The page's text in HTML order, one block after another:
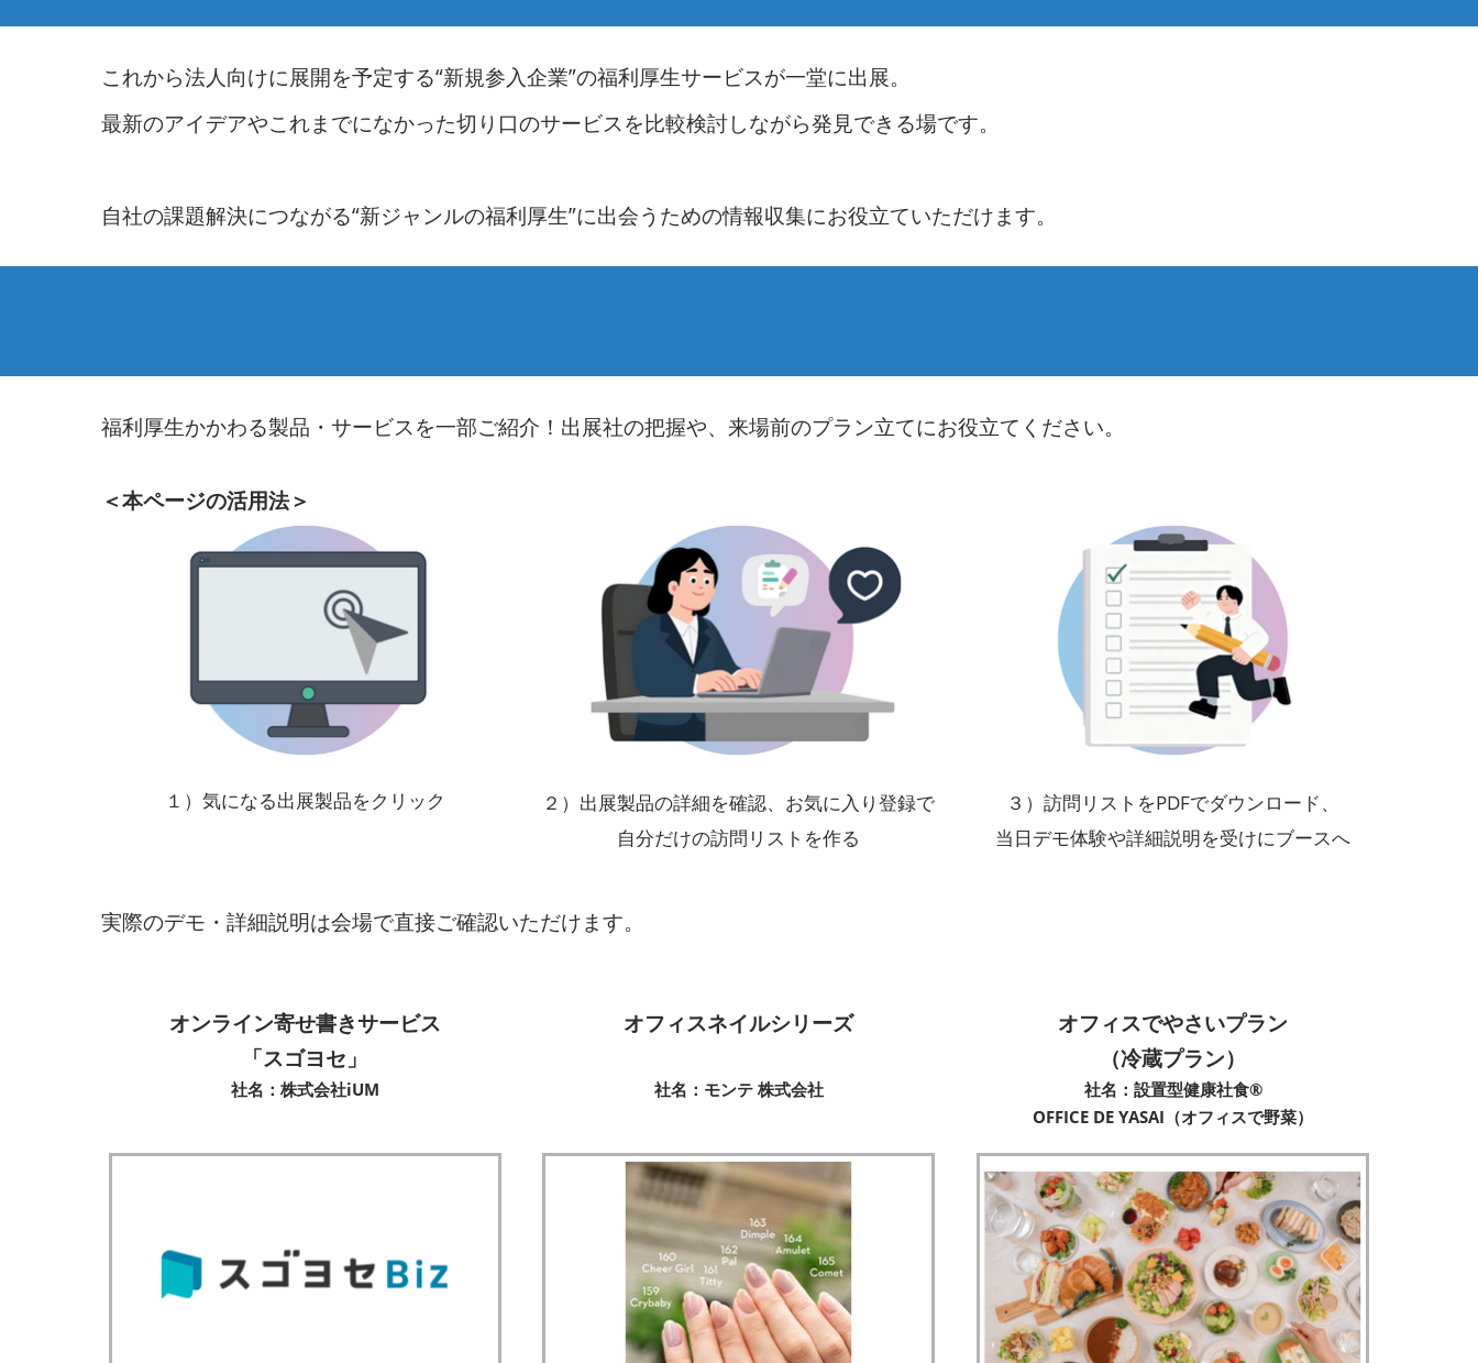
人
事・
経
理
京
｜
これから法人向けに展開を予定する“新規参入企業”の福利厚生サービスが一堂に出展。
最新のアイデアやこれまでになかった切り口のサービスを比較検討しながら発見できる場です。
自社の課題解決につながる“新ジャンルの福利厚生”に出会うための情報収集にお役立ていただけます。
福利厚生かかわる製品・サービスを一部ご紹介！出展社の把握や、来場前のプラン立てにお役立てください。
＜本ページの活用法＞
１）気になる出展製品をクリック
２）出展製品の詳細を確認、お気に入り登録で
自分だけの訪問リストを作る
３）訪問リストをPDFでダウンロード、
当日デモ体験や詳細説明を受けにブースへ
実際のデモ・詳細説明は会場で直接ご確認いただけます。
オンライン寄せ書きサービス
「スゴヨセ」
社名：株式会社iUM
オフィスネイルシリーズ
社名：モンテ 株式会社
オフィスでやさいプラン
（冷蔵プラン）
社名：設置型健康社食®️
OFFICE DE YASAI（オフィスで野菜）